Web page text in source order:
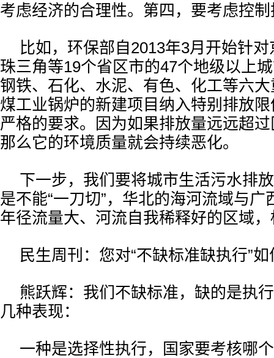
考虑经济的合理性。第四，要考虑控
比如，环保部自2013年3月开始针
珠三角等19个省区市的47个地级以上
钢铁、石化、水泥、有色、化工等六
煤工业锅炉的新建项目纳入特别排放
严格的要求。因为如果排放量远远超
那么它的环境质量就会持续恶化。
下一步，我们要将城市生活污水排
是不能“一刀切”，华北的海河流域与广
年径流量大、河流自我稀释好的区域
民生周刊：您对“不缺标准缺执行”
熊跃辉：我们不缺标准，缺的是执
几种表现：
一种是选择性执行，国家要考核哪